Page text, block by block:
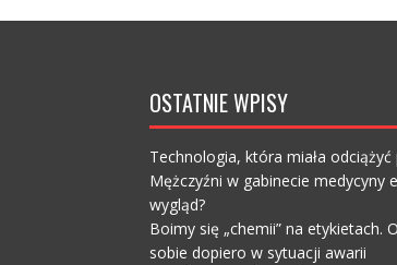
OSTATNIE WPISY
Technologia, która miała
Mężczyźni w gabinecie
wygląd?
Boimy się „chemii” na etykietach.
sobie dopiero w sytuacji awarii